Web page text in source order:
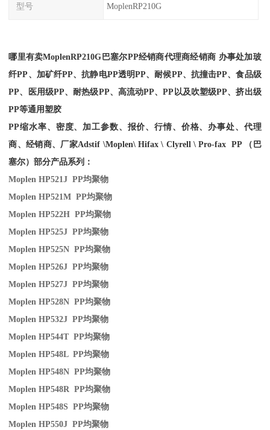
型号 MoplenRP210G
哪里有卖MoplenRP210G 巴塞尔PP经销商代理商经销商 办事处加玻
纤PP、加矿纤PP、抗静电PP透明PP、耐候PP、抗撞击PP、食品级
PP、医用级PP、耐热级PP、高流动PP、PP以及吹塑级PP、挤出级
PP等通用塑胶
PP缩水率、密度、加工参数、报价、行情、价格、办事处、代理
商、经销商、厂家Adstif \Moplen\ Hifax \ Clyrell \ Pro-fax PP （巴
塞尔）部分产品系列：
Moplen HP521J PP均聚物
Moplen HP521M PP均聚物
Moplen HP522H PP均聚物
Moplen HP525J PP均聚物
Moplen HP525N PP均聚物
Moplen HP526J PP均聚物
Moplen HP527J PP均聚物
Moplen HP528N PP均聚物
Moplen HP532J PP均聚物
Moplen HP544T PP均聚物
Moplen HP548L PP均聚物
Moplen HP548N PP均聚物
Moplen HP548R PP均聚物
Moplen HP548S PP均聚物
Moplen HP550J PP均聚物